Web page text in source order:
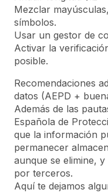
Mezclar
símbolos.
Usar un gestor de
Activar la
posible.
Recomendaciones
datos (AEPD +
Además de las
Española de
que la información
permanecer
aunque se elimine,
por terceros.
Aquí te dejamos